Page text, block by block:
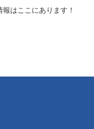
はここにあります！